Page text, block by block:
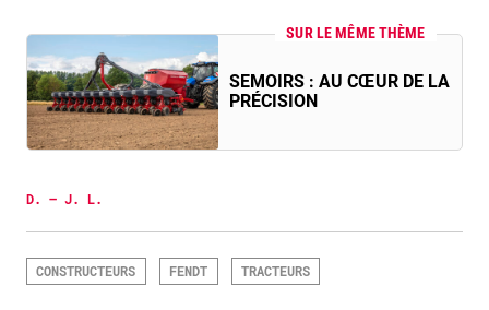
SUR LE MÊME THÈME
SEMOIRS : AU CŒUR DE LA
PRÉCISION
D. – J. L.
CONSTRUCTEURS FENDT TRACTEURS